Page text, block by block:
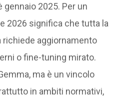
2025. Per un
2026 significa che tutta la
aggiornamento
o fine-tuning mirato.
ma è un vincolo
in ambiti normativi,